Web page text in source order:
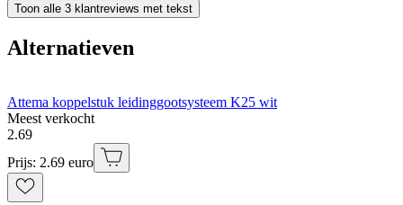
Toon alle 3 klantreviews met tekst
Alternatieven
Attema koppelstuk leidinggootsysteem K25 wit
Meest verkocht
2.69
Prijs: 2.69 euro